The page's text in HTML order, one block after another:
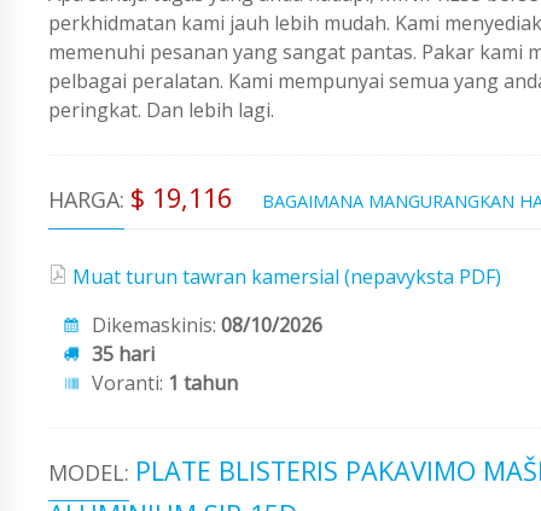
perkhidmatan kami jauh lebih mudah. Kami
memenuhi pesanan yang sangat pantas. Pakar
pelbagai peralatan. Kami mempunyai semua yang
peringkat. Dan lebih lagi.
HARGA: $ 19,116 BAGAIMANA MANGURANGKAN
Muat turun tawran kamersial (nepavyksta PDF)
Dikemaskinis: 08/10/2026
35 hari
Voranti: 1 tahun
MODEL: PLATE BLISTERIS PAKAVIMO